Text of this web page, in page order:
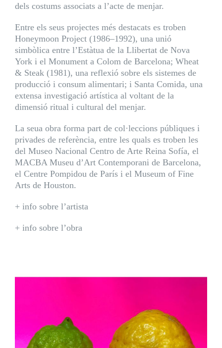
dels costums associats a l’acte de menjar.
Entre els seus projectes més destacats es troben
Honeymoon Project (1986–1992), una unió
simbòlica entre l’Estàtua de la Llibertat de Nova
York i el Monument a Colom de Barcelona; Wheat
& Steak (1981), una reflexió sobre els sistemes de
producció i consum alimentari; i Santa Comida, una
extensa investigació artística al voltant de la
dimensió ritual i cultural del menjar.
La seua obra forma part de col·leccions públiques i
privades de referència, entre les quals es troben les
del Museo Nacional Centro de Arte Reina Sofía, el
MACBA Museu d’Art Contemporani de Barcelona,
el Centre Pompidou de París i el Museum of Fine
Arts de Houston.
+ info sobre l’artista
+ info sobre l’obra